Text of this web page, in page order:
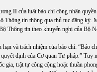
II của luật báo chí công nhận
Thông tin thông qua thủ tục đăng ký.
Thông tin theo khuyến nghị của Bộ
và trách nhiệm của báo chí: “Báo
định của Cơ quan Tư pháp.” Tuy
gia, trật tự công cộng hoặc thuần